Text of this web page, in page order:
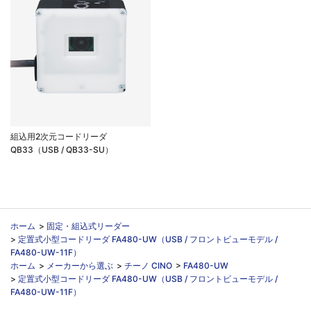
組込用2次元コードリーダ
QB33（USB / QB33-SU）
ホーム > 固定・組込式リーダー
> 定置式小型コードリーダ FA480-UW（USB / フロントビューモデル /
FA480-UW-11F）
ホーム > メーカーから選ぶ > チーノ CINO > FA480-UW
> 定置式小型コードリーダ FA480-UW（USB / フロントビューモデル /
FA480-UW-11F）